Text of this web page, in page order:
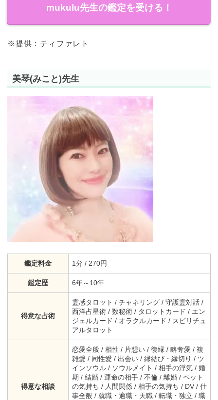
mukulu先生の鑑定を受ける！
※提供：ティファレト
美琴(みこと)先生
鑑定料金 1分 / 270円
鑑定歴 6年～10年
得意な占術
霊感タロット / チャネリング / 守護霊対話 /
西洋占星術 / 数秘術 / タロットカード / エン
ジェルカード / オラクルカード / スピリチュ
アルタロット
得意な相談
恋愛全般 / 相性 / 片想い / 復縁 / 略奪愛 / 複
雑愛 / 同性愛 / 出会い / 縁結び・縁切り / ツ
インソウル / ソウルメイト / 相手の浮気 / 婚
期 / 結婚 / 運命の相手 / 不倫 / 離婚 / ペット
の気持ち / 人間関係 / 相手の気持ち / DV / 仕
事全般 / 就職・適職・天職 / 転職・独立 / 職